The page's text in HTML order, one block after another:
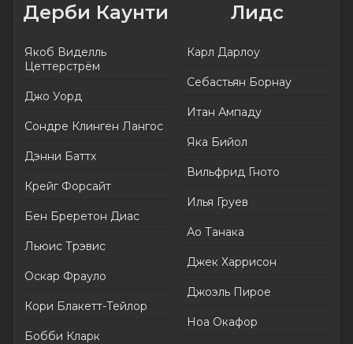
Дерби Каунти
Якоб Виделль
Цеттерстрём
Джо Уорд
Сондре Клинген Лангос
Дэнни Баттх
Крейг Форсайт
Бен Бреретон Диас
Льюис Трэвис
Оскар Фрауло
Кори Блакетт-Тейлор
Бобби Кларк
Лидс
Карл Дарлоу
Себастьян Борнау
Итан Ампаду
Яка Бийол
Вильфрид Гното
Илья Груев
Ао Танака
Джек Харрисон
Джоэль Пирое
Ноа Окафор